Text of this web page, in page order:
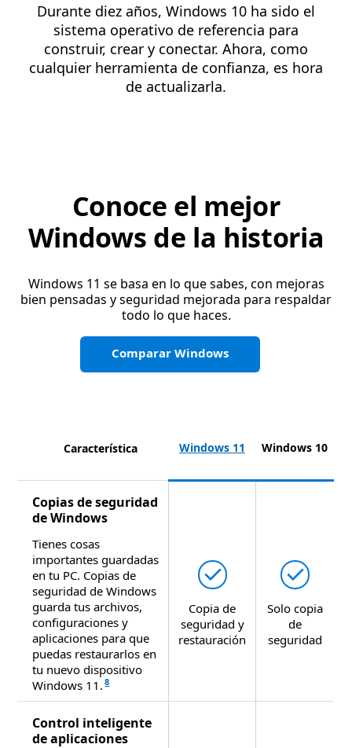
Durante diez años, Windows 10 ha sido el
sistema operativo de referencia para
construir, crear y conectar. Ahora, como
cualquier herramienta de confianza, es hora
de actualizarla.
Conoce el mejor
Windows de la historia
Windows 11 se basa en lo que sabes, con mejoras
bien pensadas y seguridad mejorada para respaldar
todo lo que haces.
Comparar Windows
las
características
de
Windows
11
Home
con
las
de
Windows
10
Home
Característica Windows 11 Windows 11
Windows 10
Copias de seguridad
de Windows
Tienes cosas
importantes guardadas
en tu PC. Copias de
seguridad de Windows
guarda tus archivos,
configuraciones y
aplicaciones para que
puedas restaurarlos en
tu nuevo dispositivo
Windows 11. 8
Disponible
Copia de
seguridad y
restauración

Solo copia
de
seguridad
Control inteligente
de aplicaciones